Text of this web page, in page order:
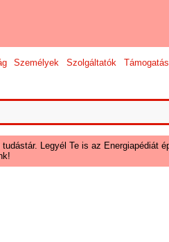
Személyek Szolgáltatók
Legyél Te is az Energiapédiát